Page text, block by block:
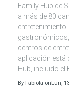
Family Hub de
a más de 80
centros de
aplicación está
Hub, incluido el
By Fabiola onLun,